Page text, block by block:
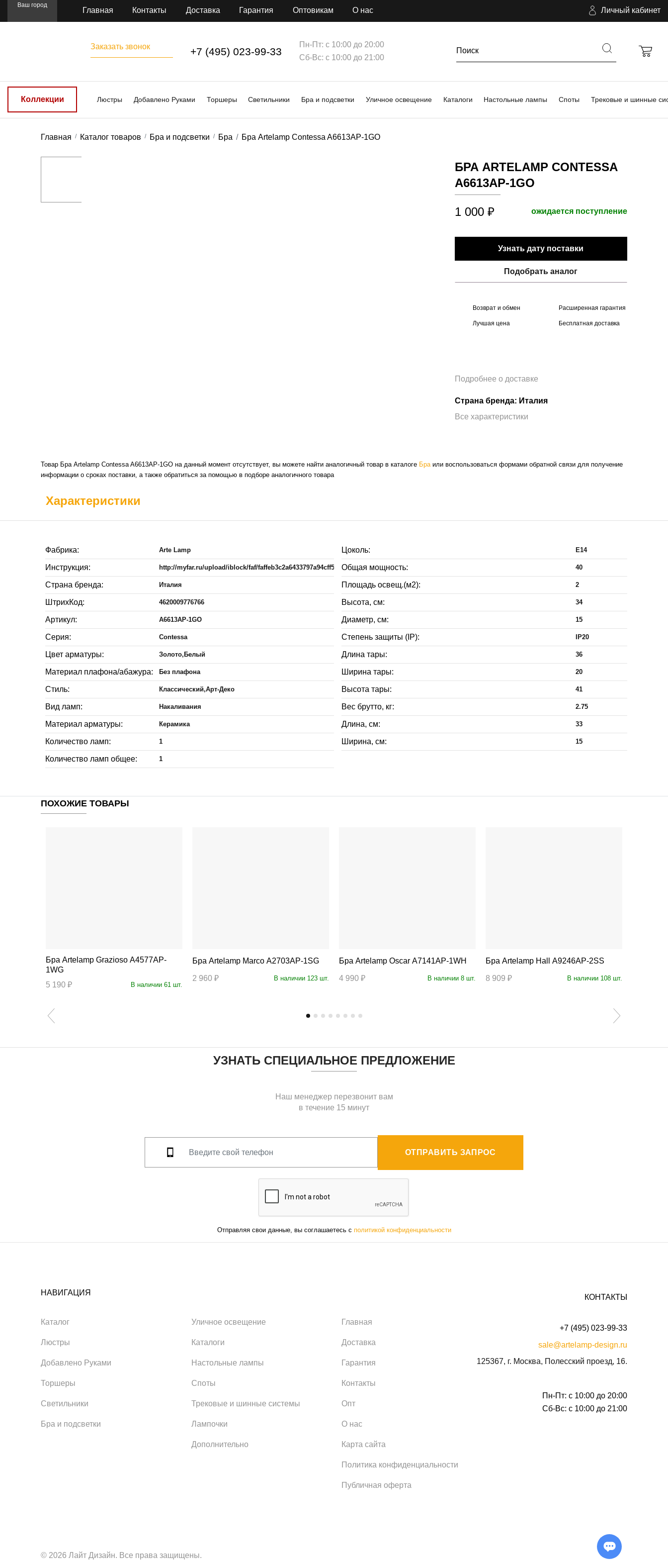
Ваш город
Главная Контакты Доставка Гарантия Оптовикам О нас Личный кабинет
Заказать звонок +7 (495) 023-99-33
Пн-Пт: с 10:00 до 20:00
Сб-Вс: с 10:00 до 21:00
Коллекции Люстры Добавлено Руками Торшеры Светильники Бра и подсветки Уличное освещение Каталоги Настольные лампы Споты Трековые и шинные
Главная Каталог товаров Бра и подсветки Бра Бра Artelamp Contessa A6613AP-1GO
БРА ARTELAMP CONTESSA
A6613AP-1GO
1 000 ₽ ожидается поступление
Узнать дату поставки
Подобрать аналог
Возврат и обмен Расширенная гарантия
Лучшая цена Бесплатная доставка
Подробнее о доставке
Страна бренда: Италия
Все характеристики
Товар Бра Artelamp Contessa A6613AP-1GO на данный момент отсутствует, вы можете найти аналогичный товар в каталоге Браили воспользоваться формами обратной связи для получение
информации о сроках поставки, а также обратиться за помощью в подборе аналогичного товара
Характеристики
Фабрика: Arte Lamp
Инструкция: http://myfar.ru/upload/iblock/faf/faffeb3c2a6433797a94cff5919cd21d.jpg
Страна бренда: Италия
ШтрихКод: 4620009776766
Артикул: A6613AP-1GO
Серия: Contessa
Цвет арматуры: Золото,Белый
Материал плафона/абажура: Без плафона
Стиль: Классический,Арт-Деко
Вид ламп: Накаливания
Материал арматуры: Керамика
Количество ламп: 1
Количество ламп общее: 1
Цоколь: E14
Общая мощность: 40
Площадь освещ.(м2): 2
Высота, см: 34
Диаметр, см: 15
Степень защиты (IP): IP20
Длина тары: 36
Ширина тары: 20
Высота тары: 41
Вес брутто, кг: 2.75
Длина, см: 33
Ширина, см: 15
ПОХОЖИЕ ТОВАРЫ
Бра Artelamp Grazioso A4577AP-
1WG
5 190 ₽
В наличии 61 шт.
Бра Artelamp Marco A2703AP-1SG
2 960 ₽ В наличии 123 шт.
Бра Artelamp Oscar A7141AP-1WH
4 990 ₽ В наличии 8 шт.
Бра Artelamp Hall A9246AP-2SS
8 909 ₽ В наличии 108 шт.
УЗНАТЬ СПЕЦИАЛЬНОЕ ПРЕДЛОЖЕНИЕ
Наш менеджер перезвонит вам
в течение 15 минут
ОТПРАВИТЬ ЗАПРОС
Отправляя свои данные, вы соглашаетесь с политикой конфиденциальности
НАВИГАЦИЯ
Каталог
Люстры
Добавлено Руками
Торшеры
Светильники
Бра и подсветки
Уличное освещение
Каталоги
Настольные лампы
Споты
Трековые и шинные системы
Лампочки
Дополнительно
Главная
Доставка
Гарантия
Контакты
Опт
О нас
Карта сайта
Политика конфиденциальности
Публичная оферта
КОНТАКТЫ
+7 (495) 023-99-33
sale@artelamp-design.ru
125367, г. Москва, Полесский проезд, 16.
Пн-Пт: с 10:00 до 20:00
Сб-Вс: с 10:00 до 21:00
© 2026 Лайт Дизайн. Все права защищены.